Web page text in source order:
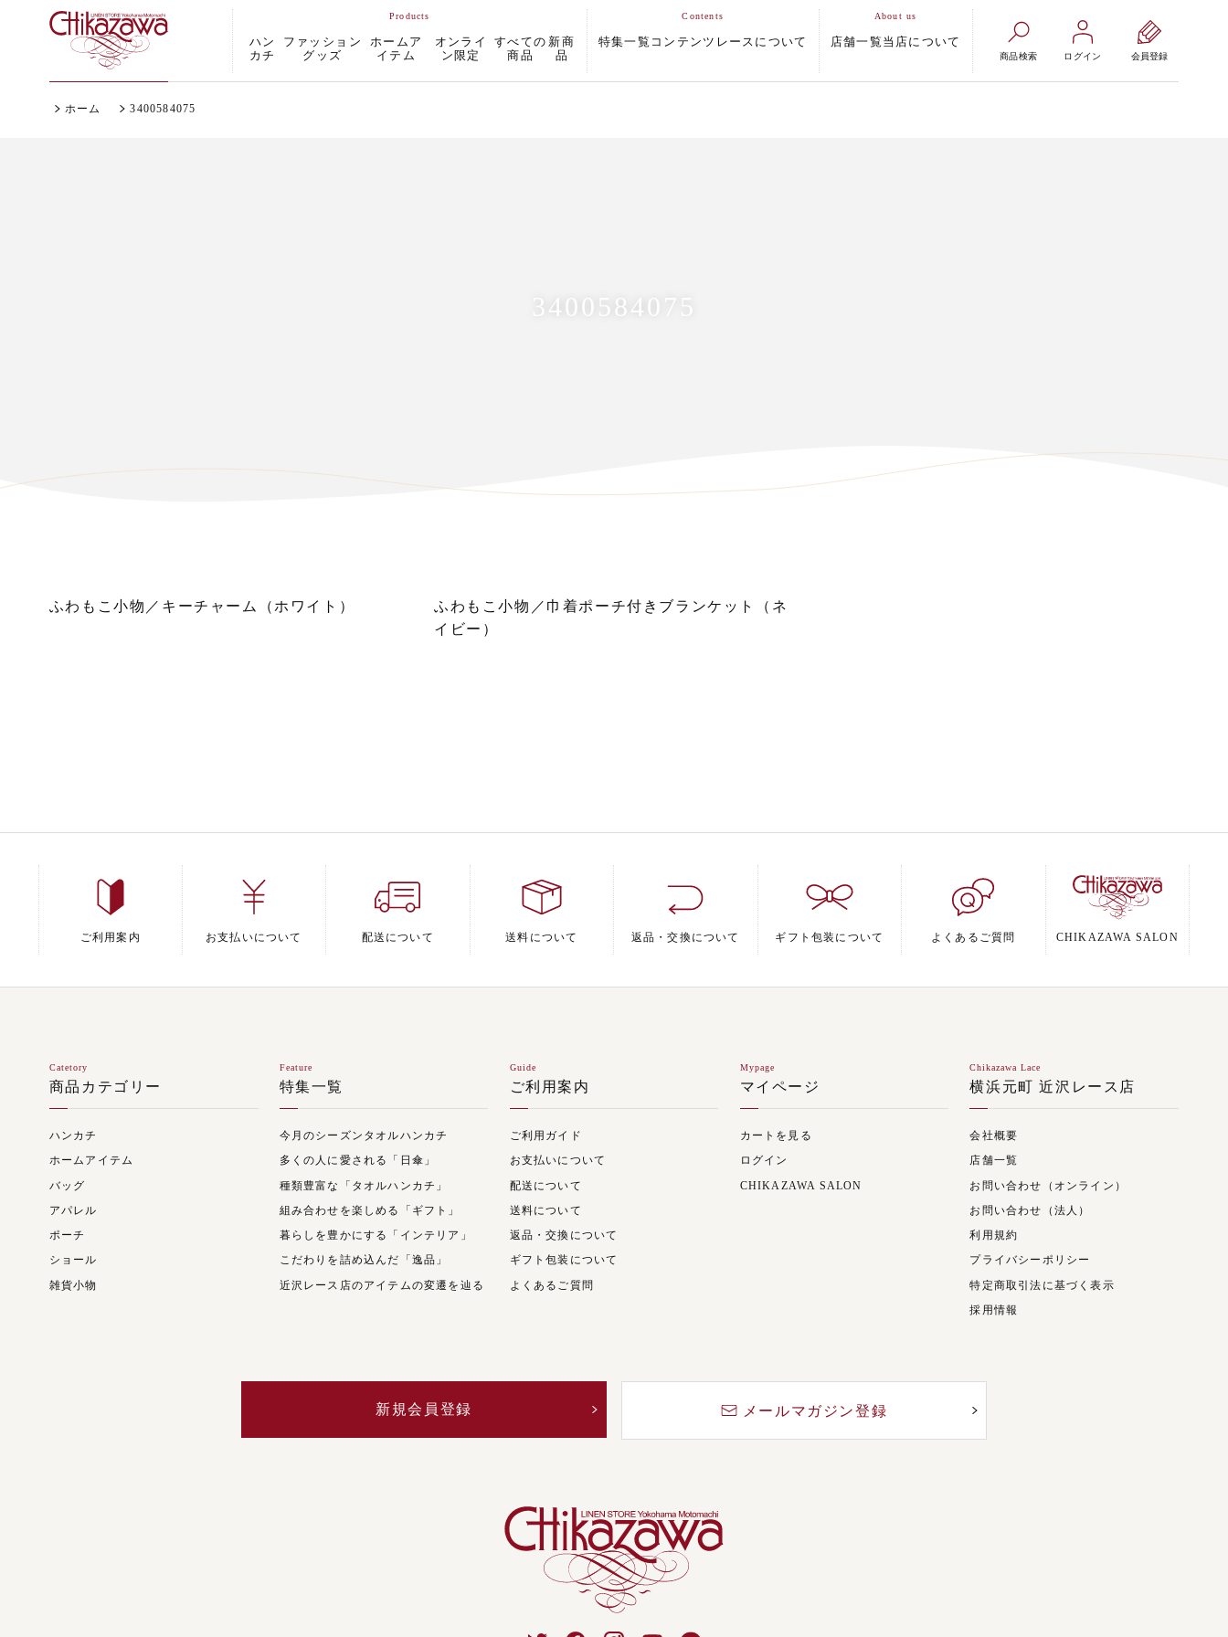
ハン
カチ
ファッション
グッズ
ホームア
イテム
オンライ
ン限定
すべての
商品
新商
品
特集一覧 コンテンツ レースについて 店舗一覧 当店について
商品検索 ログイン 会員登録
ホーム 3400584075
3400584075
ふわもこ小物／キーチャーム（ホワイト）
ふわもこ小物／巾着ポーチ付きブランケット（ネ
イビー）
ご利用案内 お支払いについて 配送について 送料について 返品・交換について ギフト包装について よくあるご質問 CHIKAZAWA SALON
Catetory
商品カテゴリー
ハンカチ
ホームアイテム
バッグ
アパレル
ポーチ
ショール
雑貨小物
Feature
特集一覧
今月のシーズンタオルハンカチ
多くの人に愛される「日傘」
種類豊富な「タオルハンカチ」
組み合わせを楽しめる「ギフト」
暮らしを豊かにする「インテリア」
こだわりを詰め込んだ「逸品」
近沢レース店のアイテムの変遷を辿る
Guide
ご利用案内
ご利用ガイド
お支払いについて
配送について
送料について
返品・交換について
ギフト包装について
よくあるご質問
Mypage
マイページ
カートを見る
ログイン
CHIKAZAWA SALON
Chikazawa Lace
横浜元町 近沢レース店
会社概要
店舗一覧
お問い合わせ（オンライン）
お問い合わせ（法人）
利用規約
プライバシーポリシー
特定商取引法に基づく表示
採用情報
新規会員登録 メールマガジン登録